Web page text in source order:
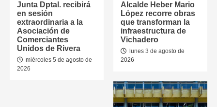
Junta Dptal. recibirá
en sesión
extraordinaria a la
Asociación de
Comerciantes
Unidos de Rivera
miércoles 5 de agosto de
2026
Alcalde Heber Mario
López recorre obras
que transforman la
infraestructura de
Vichadero
lunes 3 de agosto de
2026